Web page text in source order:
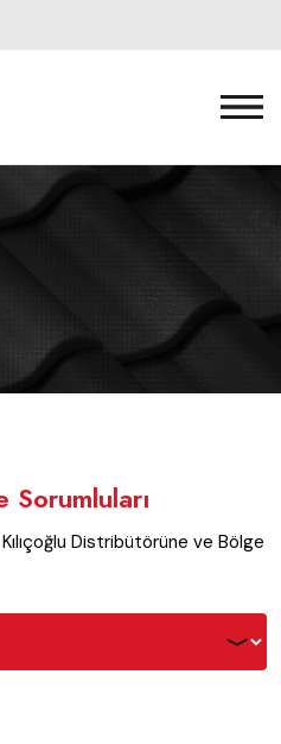
Distribütörüne ve Bölge